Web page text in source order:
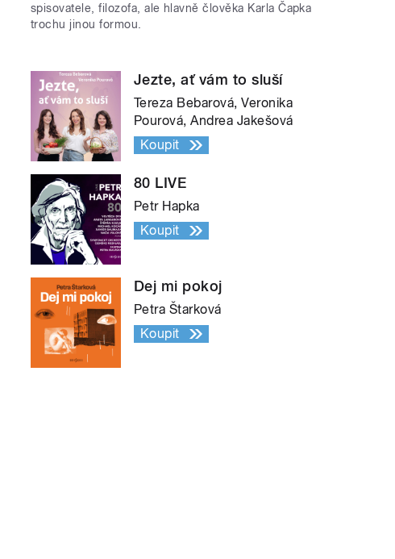
spisovatele, filozofa, ale hlavně člověka Karla Čapka
trochu jinou formou.
Jezte, ať vám to sluší
Tereza Bebarová, Veronika
Pourová, Andrea Jakešová
Koupit
80 LIVE
Petr Hapka
Koupit
Dej mi pokoj
Petra Štarková
Koupit